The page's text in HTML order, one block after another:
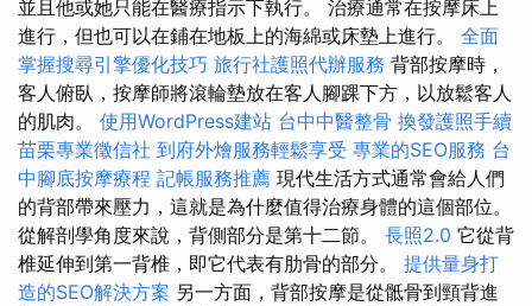
並且他或她只能在醫療指示下執行。 治療通常在按摩床上
進行，但也可以在鋪在地板上的海綿或床墊上進行。 全面
掌握搜尋引擎優化技巧 旅行社護照代辦服務 背部按摩時，
客人俯臥，按摩師將滾輪墊放在客人腳踝下方，以放鬆客人
的肌肉。 使用WordPress建站 台中中醫整骨 換發護照手續
苗栗專業徵信社 到府外燴服務輕鬆享受 專業的SEO服務 台
中腳底按摩療程 記帳服務推薦 現代生活方式通常會給人們
的背部帶來壓力，這就是為什麼值得治療身體的這個部位。
從解剖學角度來說，背側部分是第十二節。 長照2.0 它從背
椎延伸到第一背椎，即它代表有肋骨的部分。 提供量身打
造的SEO解決方案 另一方面，背部按摩是從骶骨到頸背進